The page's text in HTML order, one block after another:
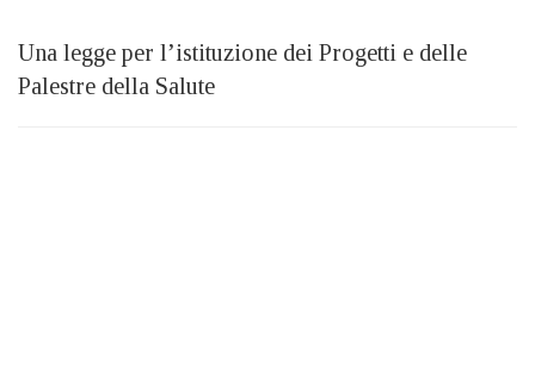
Una legge per l’istituzione dei Progetti e delle
Palestre della Salute